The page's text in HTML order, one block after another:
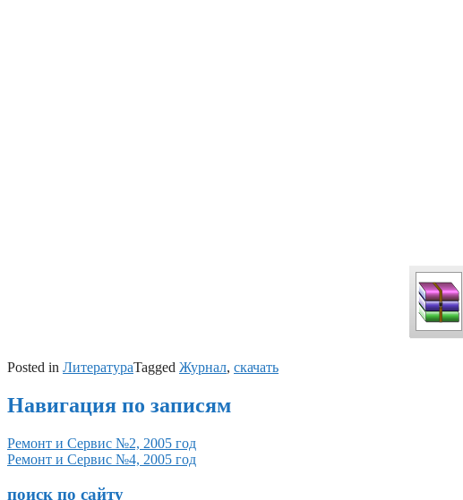
Posted in ЛитератураTagged Журнал, скачать
Навигация по записям
Ремонт и Сервис №2, 2005 год
Ремонт и Сервис №4, 2005 год
поиск по сайту